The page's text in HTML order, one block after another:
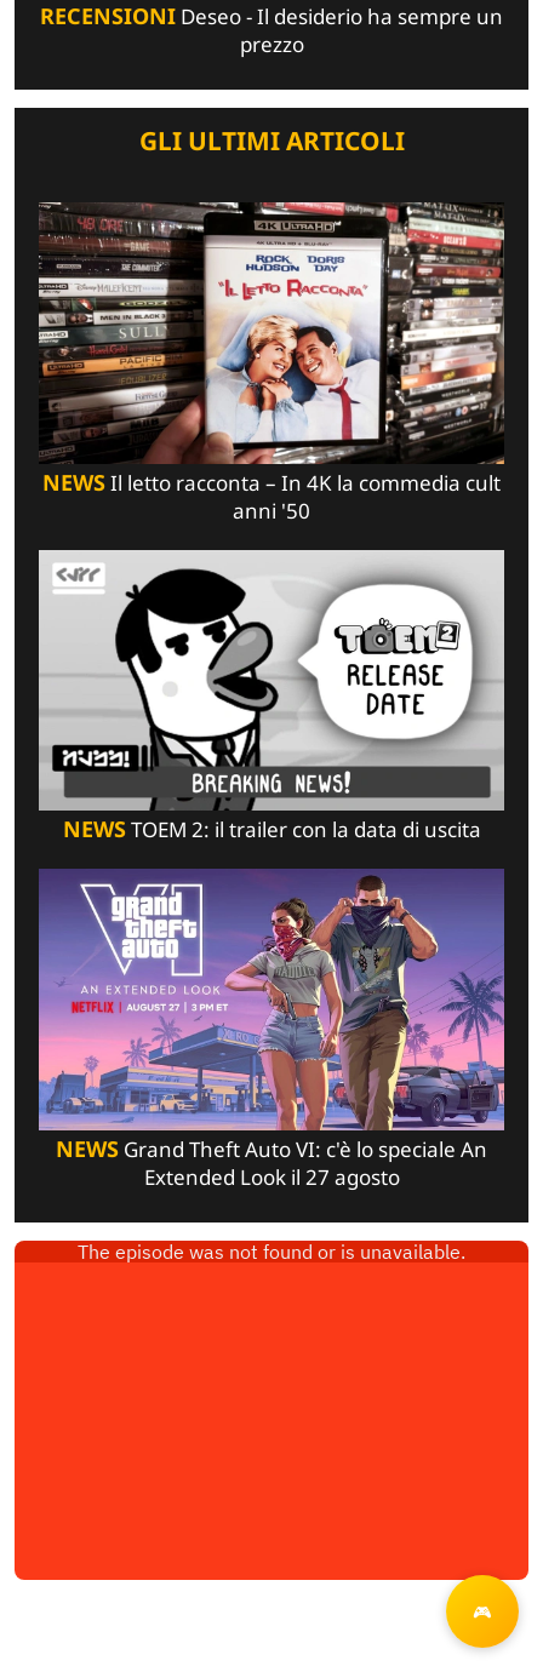
RECENSIONI Deseo - Il desiderio ha sempre un
prezzo
GLI ULTIMI ARTICOLI
NEWSIl letto racconta – In 4K la commedia cult
anni '50
NEWSTOEM 2: il trailer con la data di uscita
NEWS Grand Theft Auto VI: c'è lo speciale An
Extended Look il 27 agosto